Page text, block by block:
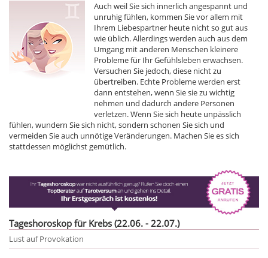
Auch weil Sie sich innerlich angespannt und
unruhig fühlen, kommen Sie vor allem mit
Ihrem Liebespartner heute nicht so gut aus
wie üblich. Allerdings werden auch aus dem
Umgang mit anderen Menschen kleinere
Probleme für Ihr Gefühlsleben erwachsen.
Versuchen Sie jedoch, diese nicht zu
übertreiben. Echte Probleme werden erst
dann entstehen, wenn Sie sie zu wichtig
nehmen und dadurch andere Personen
verletzen. Wenn Sie sich heute unpässlich
fühlen, wundern Sie sich nicht, sondern schonen Sie sich und
vermeiden Sie auch unnötige Veränderungen. Machen Sie es sich
stattdessen möglichst gemütlich.
Tageshoroskop für Krebs (22.06. - 22.07.)
Lust auf Provokation